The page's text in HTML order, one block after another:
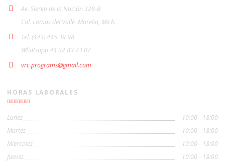
Av. Siervo de la Nación 328-B
Col. Lomas del Valle, Morelia, Mich.
Tel. (443) 445 39 98
Whatsapp 44 32 83 73 07
vrc.programs@gmail.com
HORAS LABORALES
Lunes
10:00 - 18:00
Martes
10:00 - 18:00
Miercoles
10:00 - 18:00
Jueves
10:00 - 18:00